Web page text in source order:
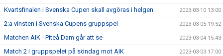
Kvartsfinalen i Svenska Cupen skall avgöras i helgen 2023-03-10 13:00
2:a vinsten i Svenska Cupens gruppspel 2023-03-05 19:52
Matchen AIK - Piteå Dam går att se 2023-03-04 15:43
Match 2 i gruppspelet på söndag mot AIK 2023-03-03 17:00